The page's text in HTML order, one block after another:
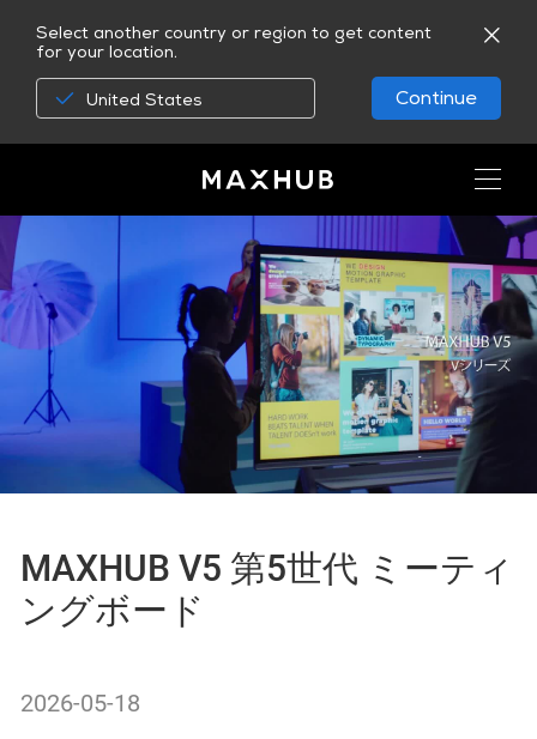
Select another country or region to get content
for your location.
United States Continue
MAXHUB V5 第5世代 ミーティ
ングボード
2026-05-18